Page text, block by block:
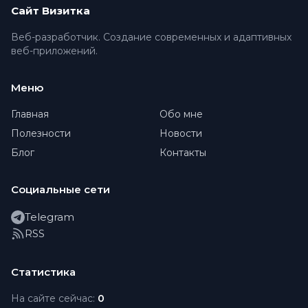
Сайт Визитка
Веб-разработчик. Создание современных и адаптивных
веб-приложений.
Меню
Главная
Обо мне
Полезности
Новости
Блог
Контакты
Социальные сети
Telegram
RSS
Статистика
На сайте сейчас: 0